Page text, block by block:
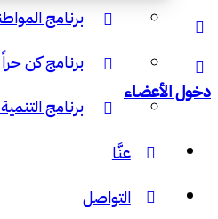
دخول الأعضاء
برنامج
برنامج كن حراً
برنامج
عنَّا
التواصل